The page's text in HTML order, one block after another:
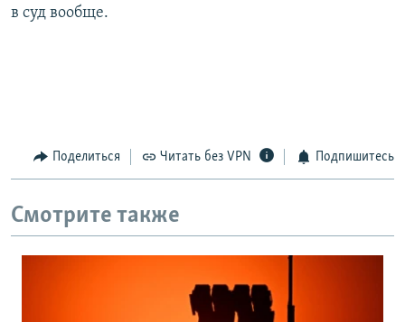
в суд вообще.
Поделиться Читать без VPN Подпишитесь
Смотрите также